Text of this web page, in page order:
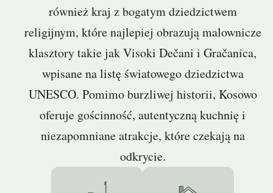
również kraj z bogatym dziedzictwem
religijnym, które najlepiej obrazują malownicze
klasztory takie jak Visoki Dečani i Gračanica,
wpisane na listę światowego dziedzictwa
UNESCO. Pomimo burzliwej historii, Kosowo
oferuje gościnność, autentyczną kuchnię i
niezapomniane atrakcje, które czekają na
odkrycie.